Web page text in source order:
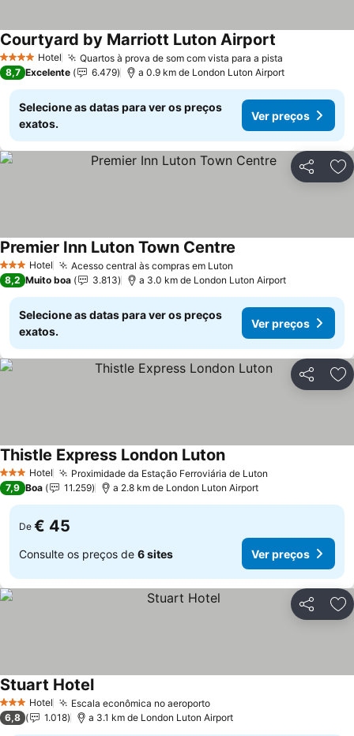
4 EstrelasHotel Quartos à prova de som com vista para a pista
Courtyard by Marriott Luton Airport
8,7 Excelente 6.479 a 0.9 km de London Luton Airport
Selecione as datas para ver os preços
exatos.
Ver preços
Partilhar
3 EstrelasHotel Acesso central às compras em Luton
Premier Inn Luton Town Centre
8,2 Muito boa 3.813 a 3.0 km de London Luton Airport
Selecione as datas para ver os preços
exatos.
Ver preços
Partilhar
3 EstrelasHotel Proximidade da Estação Ferroviária de Luton
Thistle Express London Luton
7,9 Boa 11.259 a 2.8 km de London Luton Airport
De € 45
Consulte os preços de 6 sites Ver preços
Partilhar
3 EstrelasHotel Escala econômica no aeroporto
Stuart Hotel
6,8 1.018 a 3.1 km de London Luton Airport